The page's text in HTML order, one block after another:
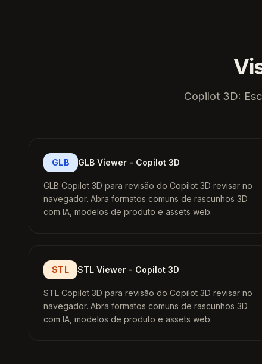
Copilot 3D:
GLB GLB Viewer - Copilot 3D
GLB Copilot 3D para revisão do Copilot 3D revisar no
navegador. Abra formatos comuns de rascunhos 3D
com IA, modelos de produto e assets web.
STL STL Viewer - Copilot 3D
STL Copilot 3D para revisão do Copilot 3D revisar no
navegador. Abra formatos comuns de rascunhos 3D
com IA, modelos de produto e assets web.